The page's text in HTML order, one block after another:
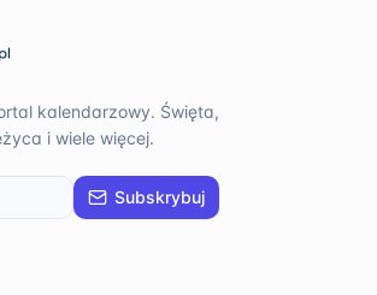
kalendarzowy. Święta,
i wiele więcej.
Subskrybuj